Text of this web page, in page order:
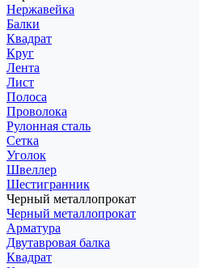
Нержавейка
Балки
Квадрат
Круг
Лента
Лист
Полоса
Проволока
Рулонная сталь
Сетка
Уголок
Швеллер
Шестигранник
Черный металлопрокат
Черный металлопрокат
Арматура
Двутавровая балка
Квадрат